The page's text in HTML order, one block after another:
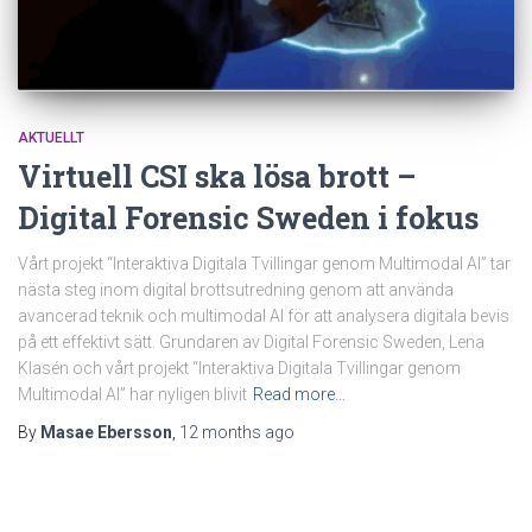
AKTUELLT
Virtuell CSI ska lösa brott –
Digital Forensic Sweden i fokus
Vårt projekt “Interaktiva Digitala Tvillingar genom Multimodal AI” tar
nästa steg inom digital brottsutredning genom att använda
avancerad teknik och multimodal AI för att analysera digitala bevis
på ett effektivt sätt. Grundaren av Digital Forensic Sweden, Lena
Klasén och vårt projekt “Interaktiva Digitala Tvillingar genom
Multimodal AI” har nyligen blivit Read more…
By Masae Ebersson 12 months ago